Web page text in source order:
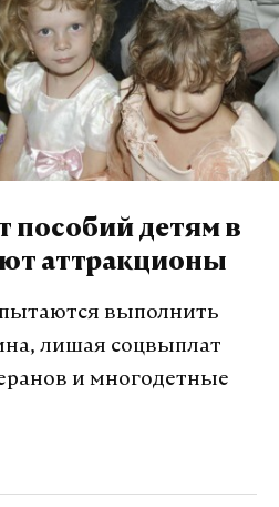
пособий детям в
аттракционы
выполнить
лишая соцвыплат
и многодетные